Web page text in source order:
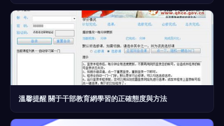
溫馨提醒 關于干部教育網學習的正確態度與方法